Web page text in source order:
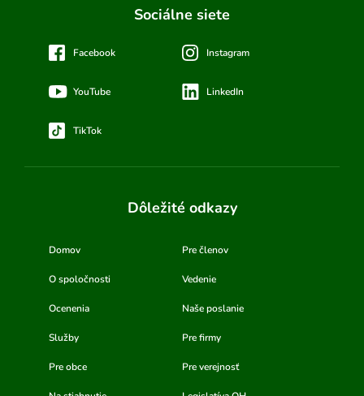
Sociálne siete
Facebook Instagram
YouTube LinkedIn
TikTok
Dôležité odkazy
Domov Pre členov
O spoločnosti Vedenie
Ocenenia Naše poslanie
Služby Pre firmy
Pre obce Pre verejnosť